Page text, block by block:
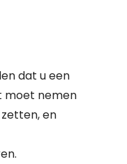
dat u een
moet nemen
en